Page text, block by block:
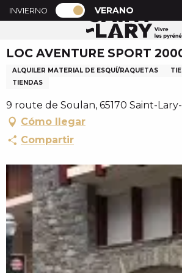
A
l
e
r
a
c
o
n
e
u
p
r
n
PAGE D’ACCUEIL ACTUELLE ÉTÉ
INVIERNO PAGE D’ACCUEIL
VERANO
Accueil verano LOC AVENTURE SPORT
LOC AVENTURE SPORT
ALQUILER MATERIAL DE ESQUÍ/RAQUETAS
TIENDAS
9 route de Soulan, 65170 Saint-
Cómo llegar
Compartir